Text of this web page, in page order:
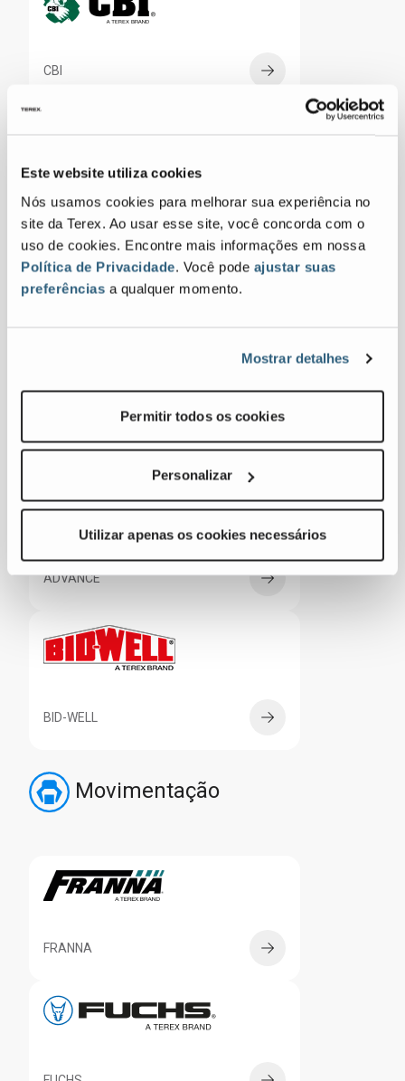
Este website utiliza cookies
Nós usamos cookies para melhorar sua experiência no
site da Terex. Ao usar esse site, você concorda com o
uso de cookies. Encontre mais informações em nossa
Política de Privacidade. Você pode ajustar suas
preferências a qualquer momento.
Mostrar detalhes
Permitir todos os cookies
Personalizar
Utilizar apenas os cookies necessários
CBI
Concreto
ADVANCE
BID-WELL
Movimentação
FRANNA